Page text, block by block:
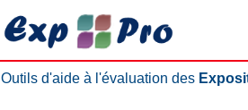
Outils d'aide à l'évaluation des